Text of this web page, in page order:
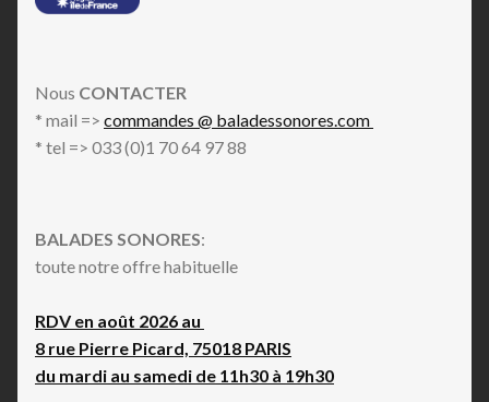
Nous CONTACTER
* mail => commandes @ baladessonores.com
* tel => 033 (0)1 70 64 97 88
BALADES SONORES:
toute notre offre habituelle
RDV en août 2026 au
8 rue Pierre Picard, 75018 PARIS
du mardi au samedi de 11h30 à 19h30